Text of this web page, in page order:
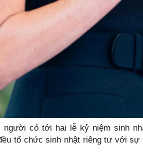
người có tới hai lễ kỷ niệm sinh
tổ chức sinh nhật riêng tư với sự